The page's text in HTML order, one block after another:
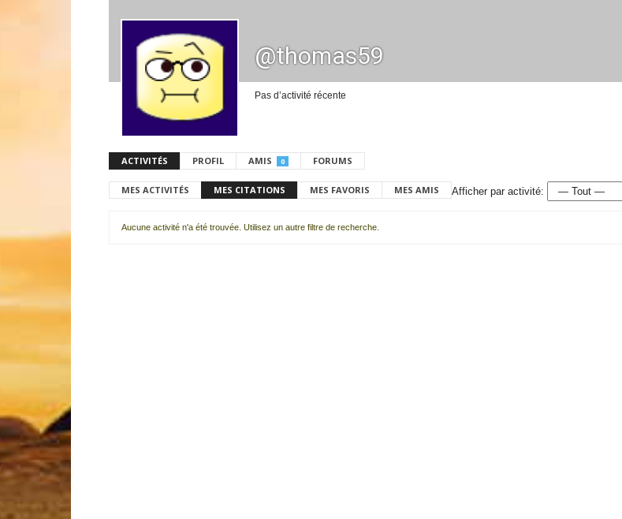
@thomas59
Pas d’activité récente
ACTIVITÉS PROFIL AMIS 0 FORUMS
MES ACTIVITÉS MES CITATIONS MES FAVORIS MES AMIS Afficher par activité:
Aucune activité n'a été trouvée. Utilisez un autre filtre de recherche.